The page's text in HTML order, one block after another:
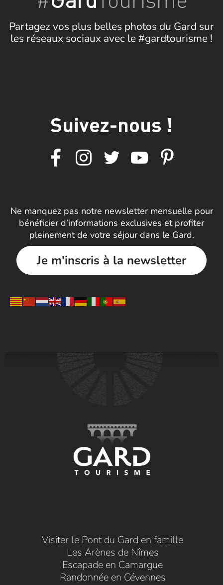
Partagez vos plus belles photos du Gard sur
les réseaux sociaux avec le #gardtourisme !
Suivez-nous !
Ne manquez pas notre newsletter mensuelle pour
bénéficier d’informations exclusives et profiter
pleinement de votre séjour dans le Gard.
Je m'inscris à la newsletter
Visiter le Pont du Gard en famille
Les Arènes de Nîmes
Escapade en Camargue
Randonnée en Cévennes